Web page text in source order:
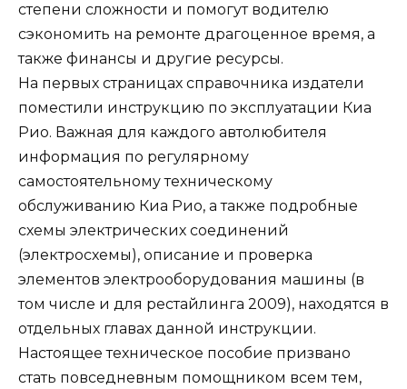
степени сложности и помогут водителю
сэкономить на ремонте драгоценное время, а
также финансы и другие ресурсы.
На первых страницах справочника издатели
поместили инструкцию по эксплуатации Киа
Рио. Важная для каждого автолюбителя
информация по регулярному
самостоятельному техническому
обслуживанию Киа Рио, а также подробные
схемы электрических соединений
(электросхемы), описание и проверка
элементов электрооборудования машины (в
том числе и для рестайлинга 2009), находятся в
отдельных главах данной инструкции.
Настоящее техническое пособие призвано
стать повседневным помощником всем тем,